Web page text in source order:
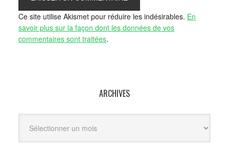
Ce site utilise Akismet pour réduire les indésirables. En
savoir plus sur la façon dont les données de vos
commentaires sont traitées.
ARCHIVES